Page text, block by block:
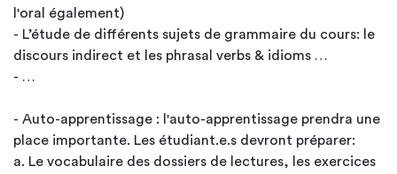
l'oral également)
- L’étude de différents sujets de grammaire du cours: le
discours indirect et les phrasal verbs & idioms …
- …
- Auto-apprentissage : l'auto-apprentissage prendra une
place importante. Les étudiant.e.s devront préparer:
a. Le vocabulaire des dossiers de lectures, les exercices